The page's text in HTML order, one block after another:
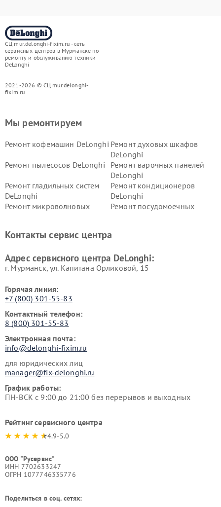
СЦ mur.delonghi-fixim.ru - сеть
сервисных центров в Мурманске по
ремонту и обслуживанию техники
DeLonghi
2021-2026 © СЦ mur.delonghi-
fixim.ru
Мы ремонтируем
Ремонт кофемашин DeLonghi Ремонт духовых шкафов
DeLonghi
Ремонт пылесосов DeLonghi
Ремонт варочных панелей
DeLonghi
Ремонт гладильных систем
DeLonghi
Ремонт кондиционеров
DeLonghi
Ремонт микроволновых
Ремонт посудомоечных
DeLonghi
DeLonghi
Контакты сервис центра
Адрес сервисного центра DeLonghi:
г. Мурманск, ул. Капитана Орликовой, 15
Горячая линия:
+7 (800) 301-55-83
Контактный телефон:
8 (800) 301-55-83
Электронная почта:
info@delonghi-fixim.ru
для юридических лиц
manager@fix-delonghi.ru
График работы:
ПН-ВСК с 9:00 до 21:00 без перерывов и выходных
Рейтинг сервисного центра
4.9-5.0
ООО "Русервис"
ИНН 7702633247
ОГРН 1077746335776
Поделиться в соц. сетях: